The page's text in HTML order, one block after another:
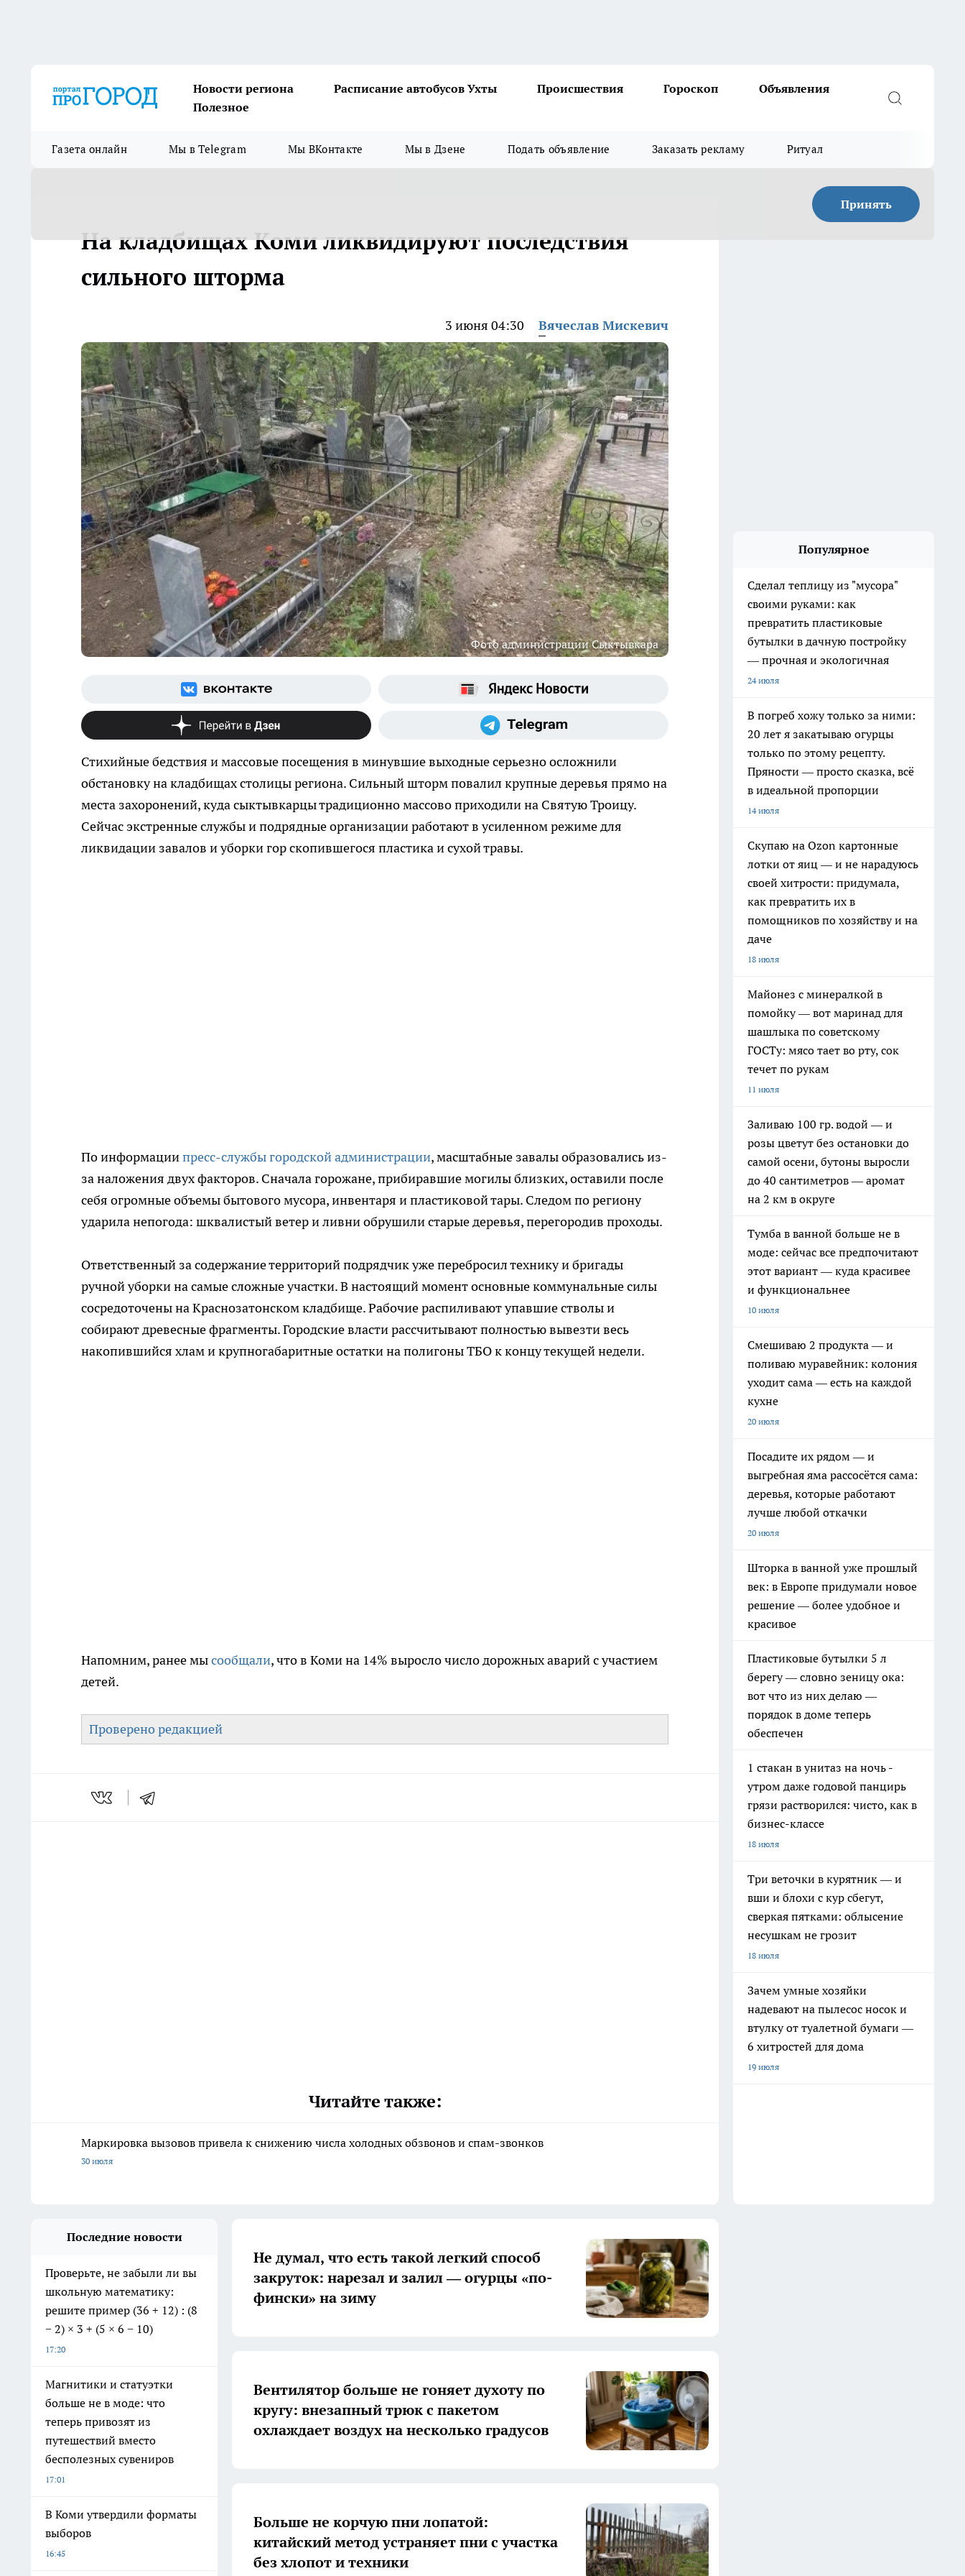
Новости региона Расписание автобусов Ухты Происшествия Гороскоп
Объявления
Полезное
Газета онлайн Мы в Telegram Мы ВКонтакте Мы в Дзене Подать объявление Заказать рекламу Ритуал
Принять
На кладбищах Коми ликвидируют последствия
сильного шторма
3 июня 04:30 Вячеслав Мискевич
Фото администрации Сыктывкара
Стихийные бедствия и массовые посещения в минувшие выходные серьезно осложнили
обстановку на кладбищах столицы региона. Сильный шторм повалил крупные деревья прямо на
места захоронений, куда сыктывкарцы традиционно массово приходили на Святую Троицу.
Сейчас экстренные службы и подрядные организации работают в усиленном режиме для
ликвидации завалов и уборки гор скопившегося пластика и сухой травы.
По информациипресс-службы городской администрации, масштабные завалы образовались из-
за наложения двух факторов. Сначала горожане, прибиравшие могилы близких, оставили после
себя огромные объемы бытового мусора, инвентаря и пластиковой тары. Следом по региону
ударила непогода: шквалистый ветер и ливни обрушили старые деревья, перегородив проходы.
Ответственный за содержание территорий подрядчик уже перебросил технику и бригады
ручной уборки на самые сложные участки. В настоящий момент основные коммунальные силы
сосредоточены на Краснозатонском кладбище. Рабочие распиливают упавшие стволы и
собирают древесные фрагменты. Городские власти рассчитывают полностью вывезти весь
накопившийся хлам и крупногабаритные остатки на полигоны ТБО к концу текущей недели.
Напомним, ранее мысообщали, что в Коми на 14% выросло число дорожных аварий с участием
детей.
Проверено редакцией
Читайте также:
Маркировка вызовов привела к снижению числа холодных обзвонов и спам-звонков
30 июля
Популярное
Сделал теплицу из "мусора"
своими руками: как
превратить пластиковые
бутылки в дачную постройку
— прочная и экологичная
24 июля
В погреб хожу только за ними:
20 лет я закатываю огурцы
только по этому рецепту.
Пряности — просто сказка, всё
в идеальной пропорции
14 июля
Скупаю на Ozon картонные
лотки от яиц — и не нарадуюсь
своей хитрости: придумала,
как превратить их в
помощников по хозяйству и на
даче
18 июля
Майонез с минералкой в
помойку — вот маринад для
шашлыка по советскому
ГОСТу: мясо тает во рту, сок
течет по рукам
11 июля
Заливаю 100 гр. водой — и
розы цветут без остановки до
самой осени, бутоны выросли
до 40 сантиметров — аромат
на 2 км в округе
Тумба в ванной больше не в
моде: сейчас все предпочитают
этот вариант — куда красивее
и функциональнее
10 июля
Смешиваю 2 продукта — и
поливаю муравейник: колония
уходит сама — есть на каждой
кухне
20 июля
Посадите их рядом — и
выгребная яма рассосётся сама:
деревья, которые работают
лучше любой откачки
20 июля
Шторка в ванной уже прошлый
век: в Европе придумали новое
решение — более удобное и
красивое
Пластиковые бутылки 5 л
берегу — словно зеницу ока:
вот что из них делаю —
порядок в доме теперь
обеспечен
1 стакан в унитаз на ночь -
утром даже годовой панцирь
грязи растворился: чисто, как в
бизнес-классе
18 июля
Три веточки в курятник — и
вши и блохи с кур сбегут,
сверкая пятками: облысение
несушкам не грозит
18 июля
Зачем умные хозяйки
надевают на пылесос носок и
втулку от туалетной бумаги —
6 хитростей для дома
19 июля
Последние новости
Проверьте, не забыли ли вы
школьную математику:
решите пример (36 + 12) : (8
− 2) × 3 + (5 × 6 − 10)
17:20
Магнитики и статуэтки
больше не в моде: что
теперь привозят из
путешествий вместо
бесполезных сувениров
17:01
В Коми утвердили форматы
выборов
16:45
Не думал, что есть такой легкий способ
закруток: нарезал и залил — огурцы «по-
фински» на зиму
Вентилятор больше не гоняет духоту по
кругу: внезапный трюк с пакетом
охлаждает воздух на несколько градусов
Больше не корчую пни лопатой:
китайский метод устраняет пни с участка
без хлопот и техники